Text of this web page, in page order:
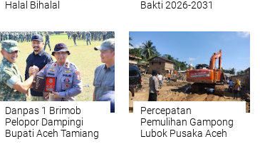
Halal Bihalal
Bakti 2026-2031
Danpas 1 Brimob
Pelopor Dampingi
Bupati Aceh Tamiang
Percepatan
Pemulihan Gampong
Lubok Pusaka Aceh